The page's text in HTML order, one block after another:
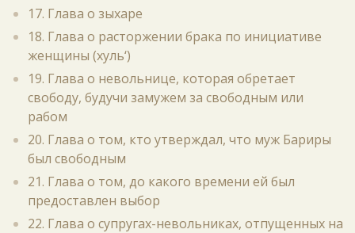
17. Глава о зыхаре
18. Глава о расторжении брака по инициативе
женщины (хуль‘)
19. Глава о невольнице, которая обретает
свободу, будучи замужем за свободным или
рабом
20. Глава о том, кто утверждал, что муж Бариры
был свободным
21. Глава о том, до какого времени ей был
предоставлен выбор
22. Глава о супругах-невольниках, отпущенных на